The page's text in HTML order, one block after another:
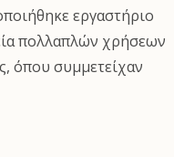
εργαστήριο
πολλαπλών χρήσεων
όπου συμμετείχαν